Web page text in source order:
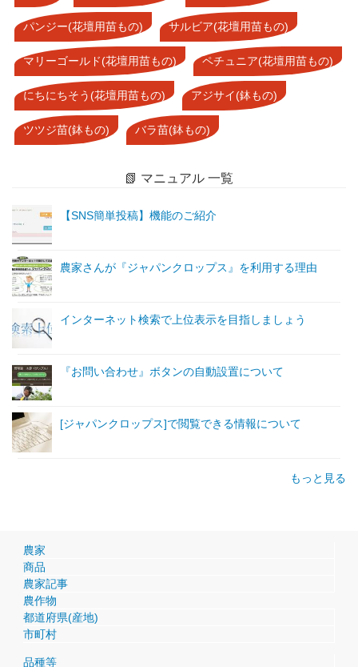
パンジー(花壇用苗もの) サルビア(花壇用苗もの)
マリーゴールド(花壇用苗もの) ペチュニア(花壇用苗もの)
にちにちそう(花壇用苗もの) アジサイ(鉢もの)
ツツジ苗(鉢もの) バラ苗(鉢もの)
📗 マニュアル 一覧
【SNS簡単投稿】機能のご紹介
農家さんが『ジャパンクロップス』を利用する理由
インターネット検索で上位表示を目指しましょう
『お問い合わせ』ボタンの自動設置について
[ジャパンクロップス]で閲覧できる情報について
もっと見る
農家
商品
農家記事
農作物
都道府県(産地)
市町村
品種等